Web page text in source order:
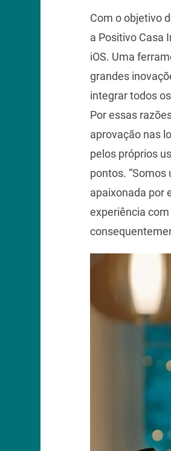
Com o objetivo
a Positivo Casa
iOS. Uma
grandes
integrar todos
Por essas
aprovação nas
pelos próprios
pontos.
apaixonada por
experiência